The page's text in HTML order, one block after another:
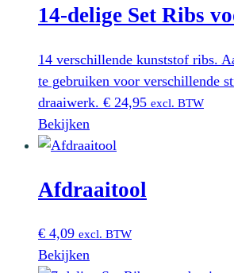
14-delige Set Ribs
14 verschillende kunststof ribs.
te gebruiken voor verschillende
draaiwerk. € 24,95 excl. BTW
Bekijken
Afdraaitool
€ 4,09 excl. BTW
Bekijken